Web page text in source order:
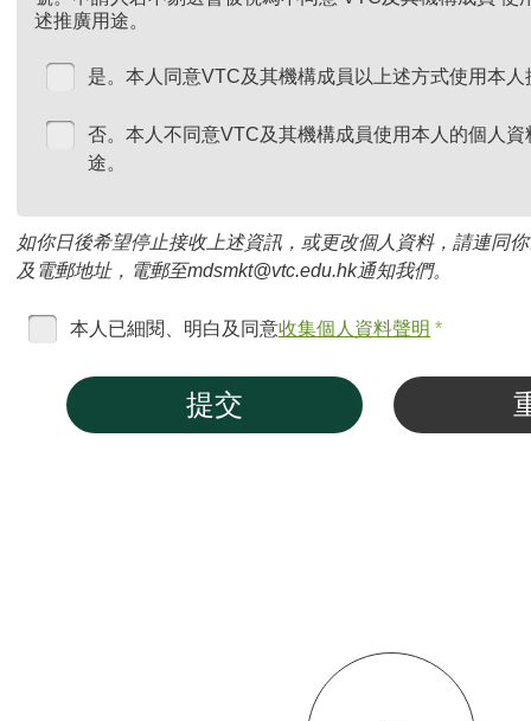
述推廣用途。
是。本人同意VTC及其機構成員以上述方式使用本
否。本人不同意VTC及其機構成員使用本人的個人
途。
如你日後希望停止接收上述資訊，或更改個人資料，請連同
及電郵地址，電郵至mdsmkt@vtc.edu.hk通知我們。
本人已細閱、明白及同意收集個人資料聲明 *
提交